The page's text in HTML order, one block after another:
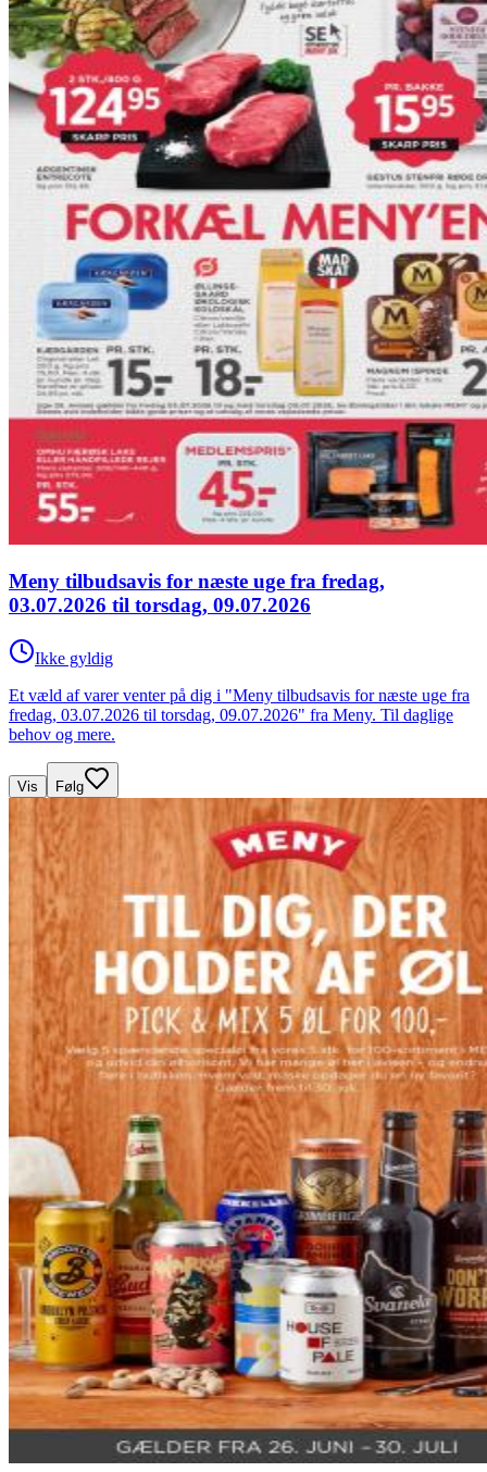
Meny tilbudsavis for næste uge fra fredag,
03.07.2026 til torsdag, 09.07.2026
Ikke gyldig
Et væld af varer venter på dig i "Meny tilbudsavis for næste uge fra
fredag, 03.07.2026 til torsdag, 09.07.2026" fra Meny. Til daglige
behov og mere.
Vis Følg